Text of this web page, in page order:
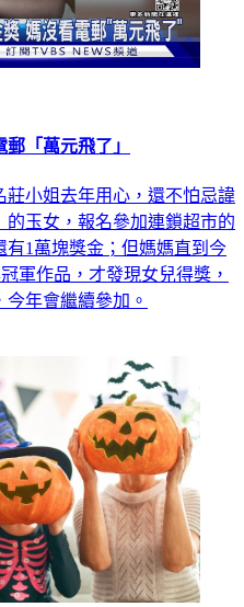
「萬元飛了」
小姐去年用心，還不怕忌諱
玉女，報名參加連鎖超市的
1萬塊獎金；但媽媽直到今
軍作品，才發現女兒得獎，
年會繼續參加。